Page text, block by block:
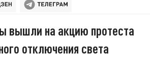
вышли на акцию протеста
отключения света